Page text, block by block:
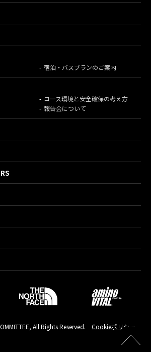
宿泊・バスプランのご案内
コース環境と安全確保の考え方
報告会について
All Rights Reserved. Cookieポリシー